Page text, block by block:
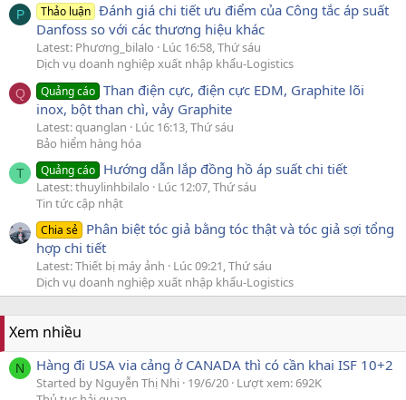
P Thảo luận Đánh giá chi tiết ưu điểm của Công tắc áp suất
Danfoss so với các thương hiệu khác
Latest: Phương_bilalo
Lúc 16:58, Thứ sáu
Dịch vụ doanh nghiệp xuất nhập khẩu-Logistics
Q Quảng cáo Than điện cực, điện cực EDM, Graphite lõi
inox, bột than chì, vảy Graphite
Latest: quanglan
Lúc 16:13, Thứ sáu
Bảo hiểm hàng hóa
T Quảng cáo Hướng dẫn lắp đồng hồ áp suất chi tiết
Latest: thuylinhbilalo
Lúc 12:07, Thứ sáu
Tin tức cập nhật
Chia sẻ Phân biệt tóc giả bằng tóc thật và tóc giả sợi tổng
hợp chi tiết
Latest: Thiết bị máy ảnh
Lúc 09:21, Thứ sáu
Dịch vụ doanh nghiệp xuất nhập khẩu-Logistics
Xem nhiều
N Hàng đi USA via cảng ở CANADA thì có cần khai ISF 10+2
Started by Nguyễn Thị Nhi 19/6/20 Lượt xem: 692K